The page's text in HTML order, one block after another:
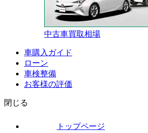
中古車買取相場
車購入ガイド
ローン
車検整備
お客様の評価
閉じる
トップページ